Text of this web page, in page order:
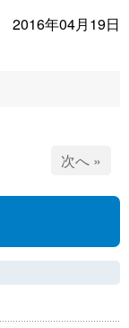
2016年04月19日
次へ »